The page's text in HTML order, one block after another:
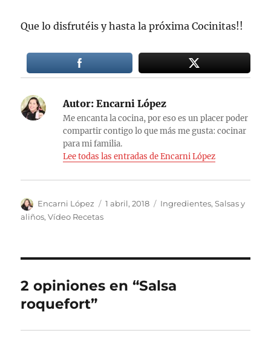
Que lo disfrutéis y hasta la próxima Cocinitas!!
Autor: Encarni López
Me encanta la cocina, por eso es un placer poder
compartir contigo lo que más me gusta: cocinar
para mi familia.
Lee todas las entradas de Encarni López
Autor
Encarni López
Publicado
1 abril, 2018 Categorías
Ingredientes,Salsas y
aliños,Vídeo Recetas
2 opiniones en “Salsa
roquefort”